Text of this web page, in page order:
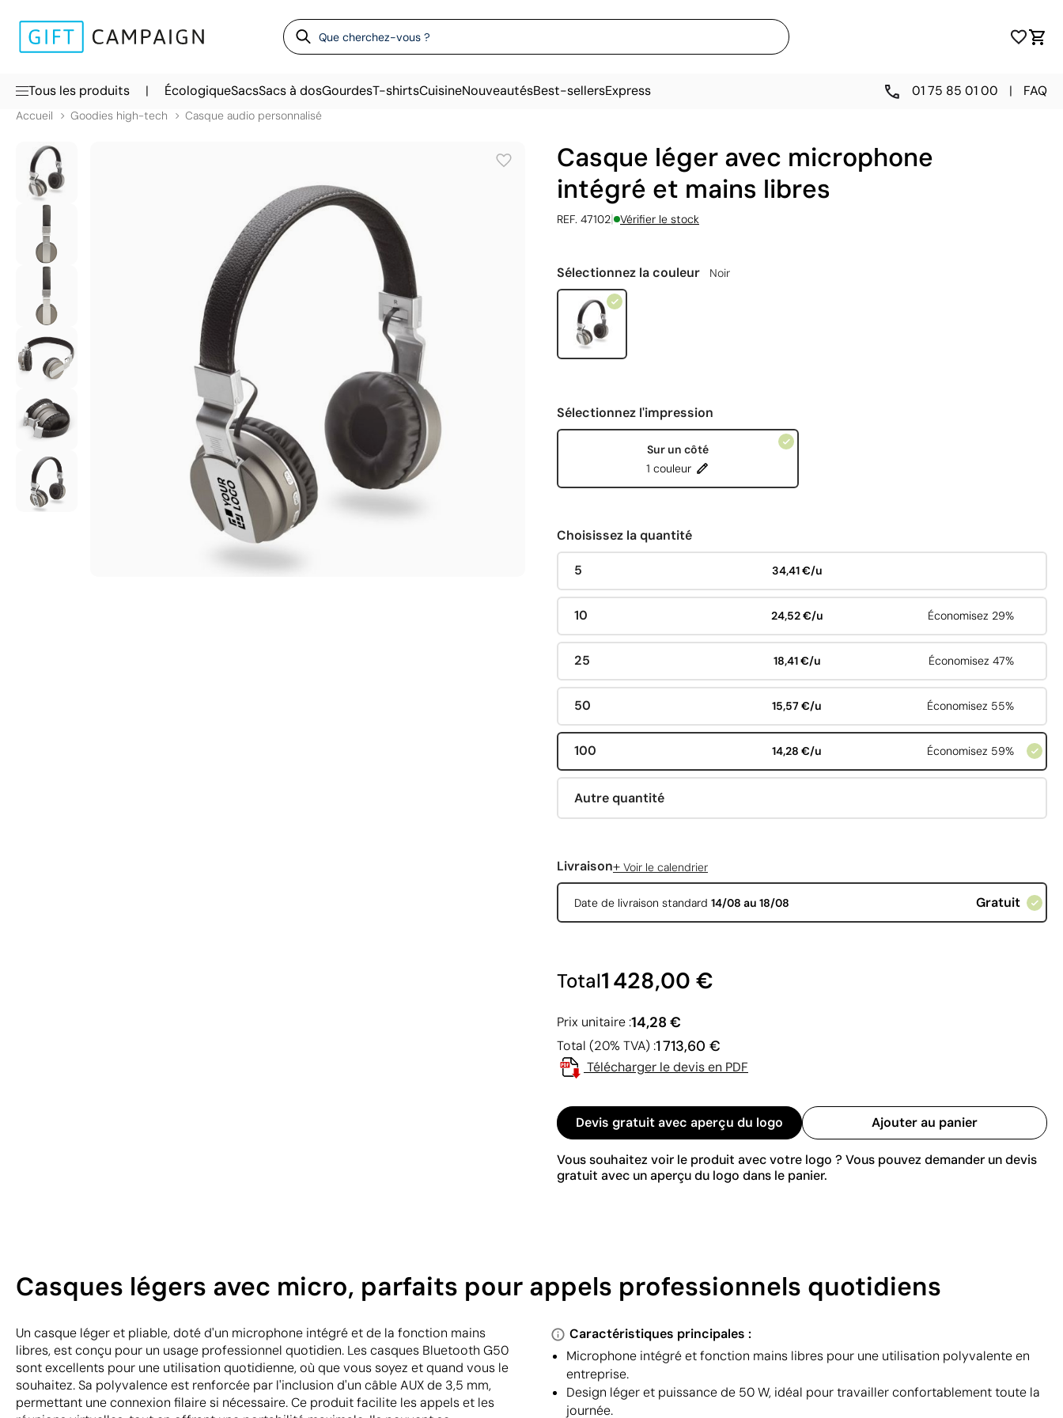
Tous les produits | ÉcologiqueSacsSacs à dosGourdesT-shirtsCuisineNouveautésBest-sellersExpress 01 75 85 01 00 | FAQ
Accueil Goodies high-tech Casque audio personnalisé
Casque léger avec microphone
intégré et mains libres
REF. 47102| Vérifier le stock
Sélectionnez la couleur Noir
Sélectionnez l'impression
Sur un côté
1 couleur
Choisissez la quantité
5 34,41 €/u
10 24,52 €/u Économisez 29%
25 18,41 €/u Économisez 47%
50 15,57 €/u Économisez 55%
100 14,28 €/u Économisez 59%
Autre quantité
Livraison+ Voir le calendrier
Date de livraison standard 14/08 au 18/08 Gratuit
Total1 428,00 €
Prix unitaire :14,28 €
Total (20% TVA) :1 713,60 €
Télécharger le devis en PDF
Devis gratuit avec aperçu du logo Ajouter au panier
Vous souhaitez voir le produit avec votre logo ? Vous pouvez demander un devis
gratuit avec un aperçu du logo dans le panier.
Casques légers avec micro, parfaits pour appels professionnels quotidiens
Un casque léger et pliable, doté d'un microphone intégré et de la fonction mains
libres, est conçu pour un usage professionnel quotidien. Les casques Bluetooth G50
sont excellents pour une utilisation quotidienne, où que vous soyez et quand vous le
souhaitez. Sa polyvalence est renforcée par l'inclusion d'un câble AUX de 3,5 mm,
permettant une connexion filaire si nécessaire. Ce produit facilite les appels et les
Caractéristiques principales :
Microphone intégré et fonction mains libres pour une utilisation polyvalente en
entreprise.
Design léger et puissance de 50 W, idéal pour travailler confortablement toute la
journée.